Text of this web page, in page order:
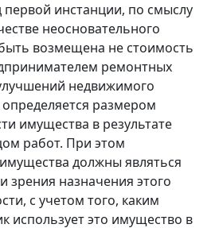
первой инстанции, по смыслу
неосновательного
возмещена не стоимость
ремонтных
недвижимого
размером
имущества в результате
работ. При этом
должны являться
зрения назначения этого
с учетом того, каким
использует это имущество в